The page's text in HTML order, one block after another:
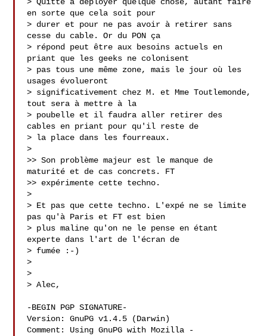
en sorte que cela soit pour
> durer et pour ne pas avoir à retirer sans
cesse du cable. Or du PON ça
> répond peut être aux besoins actuels en
priant que les geeks ne colonisent
> pas tous une même zone, mais le jour où les
usages évolueront
> significativement chez M. et Mme Toutlemonde,
tout sera à mettre à la
> poubelle et il faudra aller retirer des
cables en priant pour qu'il reste de
> la place dans les fourreaux.
>
>> Son problème majeur est le manque de
maturité et de cas concrets. FT
>> expérimente cette techno.
>
> Et pas que cette techno. L'expé ne se limite
pas qu'à Paris et FT est bien
> plus maline qu'on ne le pense en étant
experte dans l'art de l'écran de
> fumée :-)
>
>
> Alec,
-BEGIN PGP SIGNATURE-
Version: GnuPG v1.4.5 (Darwin)
Comment: Using GnuPG with Mozilla -